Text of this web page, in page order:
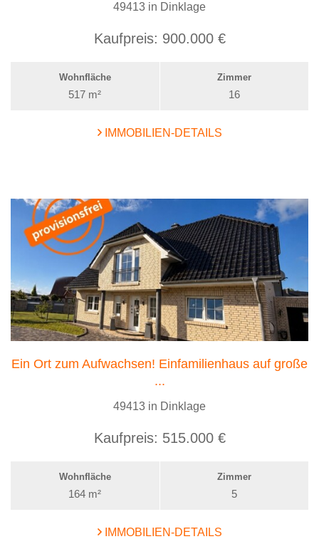
49413 in Dinklage
Kaufpreis: 900.000 €
Wohnfläche
517 m²
Zimmer
16
IMMOBILIEN-DETAILS
Ein Ort zum Aufwachsen! Einfamilienhaus auf große
...
49413 in Dinklage
Kaufpreis: 515.000 €
Wohnfläche
164 m²
Zimmer
5
IMMOBILIEN-DETAILS